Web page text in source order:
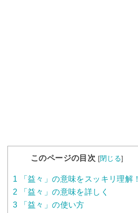
このページの目次 [閉じる]
1 「益々」の意味をスッキリ理解！
2 「益々」の意味を詳しく
3 「益々」の使い方